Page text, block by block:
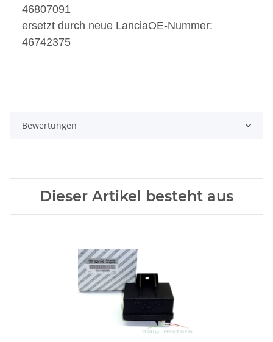
46807091
ersetzt durch neue LanciaOE-Nummer:
46742375
Bewertungen
Dieser Artikel besteht aus